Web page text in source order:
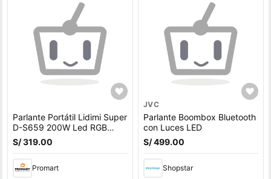
Parlante Portátil Lidimi Super
D-S659 200W Led RGB
Bluetooth USB
S/ 319.00
Promart
JVC
Parlante Boombox Bluetooth
con Luces LED
S/ 499.00
Shopstar